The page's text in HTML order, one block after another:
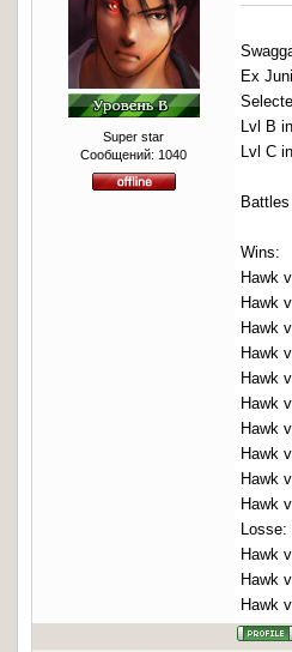
Super star
Сообщений: 1040
Ex
Lvl B
Lvl C
Battles
Wins:
Hawk
Hawk
Hawk
Hawk
Hawk
Hawk
Hawk
Hawk
Hawk
Hawk
Losse:
Hawk
Hawk
Hawk